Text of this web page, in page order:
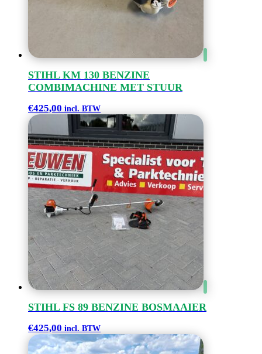
STIHL KM 130 BENZINE
COMBIMACHINE MET STUUR
€425,00 incl. BTW
STIHL FS 89 BENZINE BOSMAAIER
€425,00 incl. BTW